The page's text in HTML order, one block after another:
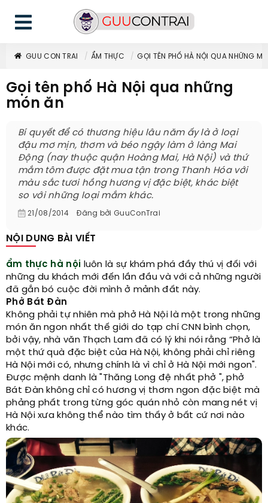
GUU CON TRAI ẨM THỰC GỌI TÊN PHỐ HÀ NỘI QUA NHỮNG
Gọi tên phố Hà Nội qua những
món ăn
Bí quyết để có thương hiệu lâu năm ấy là ở loại
đậu mơ mịn, thơm và béo ngậy làm ở làng Mai
Động (nay thuộc quận Hoàng Mai, Hà Nội) và thứ
mắm tôm được đặt mua tận trong Thanh Hóa với
màu sắc tươi hồng hương vị đặc biệt, khác biệt
so với những loại mắm khác.
21/08/2014 Đăng bởi GuuConTrai
NỘI DUNG BÀI VIẾT
ẩm thực hà nội luôn là sự khám phá đầy thú vị đối với
những du khách mới đến lần đầu và với cả những người
đã gắn bó cuộc đời mình ở mảnh đất này.
Phở Bát Đàn
Không phải tự nhiên mà phở Hà Nội là một trong những
món ăn ngon nhất thế giới do tạp chí CNN bình chọn,
bởi vậy, nhà văn Thạch Lam đã có lý khi nói rằng “Phở là
một thứ quà đặc biệt của Hà Nội, không phải chỉ riêng
Hà Nội mới có, nhưng chính là vì chỉ ở Hà Nội mới ngon".
Được mệnh danh là "Thăng Long đệ nhất phở ", phở
Bát Đàn không chỉ có hương vị thơm ngon đặc biệt mà
phảng phất trong từng góc quán nhỏ còn mang nét vị
Hà Nội xưa không thể nào tìm thấy ở bất cứ nơi nào
khác.